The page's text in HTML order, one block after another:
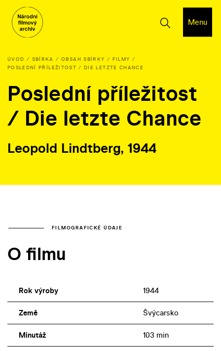
Menu
ÚVOD SBÍRKA OBSAH SBÍRKY
FILMY
POSLEDNÍ PŘÍLEŽITOST / DIE LETZTE CHANCE
Poslední příležitost
/ Die letzte Chance
Leopold Lindtberg, 1944
FILMOGRAFICKÉ ÚDAJE
O filmu
Rok výroby 1944
Země Švýcarsko
Minutáž 103 min